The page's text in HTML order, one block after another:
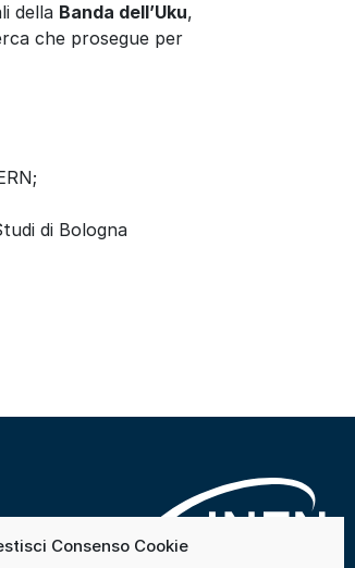
Consenso Cookie
della Banda dell’Uku,
che prosegue per
di Bologna